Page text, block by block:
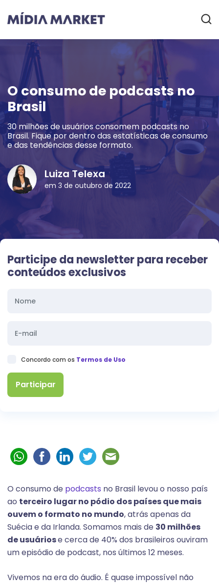
O consumo de podcasts no
Brasil
30 milhões de usuários consomem podcasts no
Brasil. Fique por dentro das estatísticas de consumo
e das tendências desse formato.
Luiza Telexa
em 3 de outubro de 2022
Participe da newsletter para receber
conteúdos exclusivos
Concordo com os Termos de Uso
O consumo de podcasts no Brasil levou o nosso país
ao terceiro lugar no pódio dos países que mais
ouvem o formato no mundo, atrás apenas da
Suécia e da Irlanda. Somamos mais de 30 milhões
de usuáriose cerca de 40% dos brasileiros ouviram
um episódio de podcast, nos últimos 12 meses.
Vivemos na era do áudio. É quase impossível não